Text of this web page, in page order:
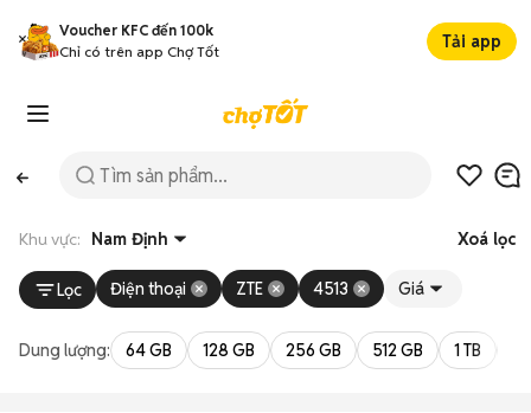
Voucher KFC đến 100k
Chỉ có trên app Chợ Tốt
Tải app
Khu vực: Nam Định Xoá lọc
Lọc Điện thoại ZTE 4513 Giá
Dung lượng: 64 GB 128 GB 256 GB 512 GB 1 TB